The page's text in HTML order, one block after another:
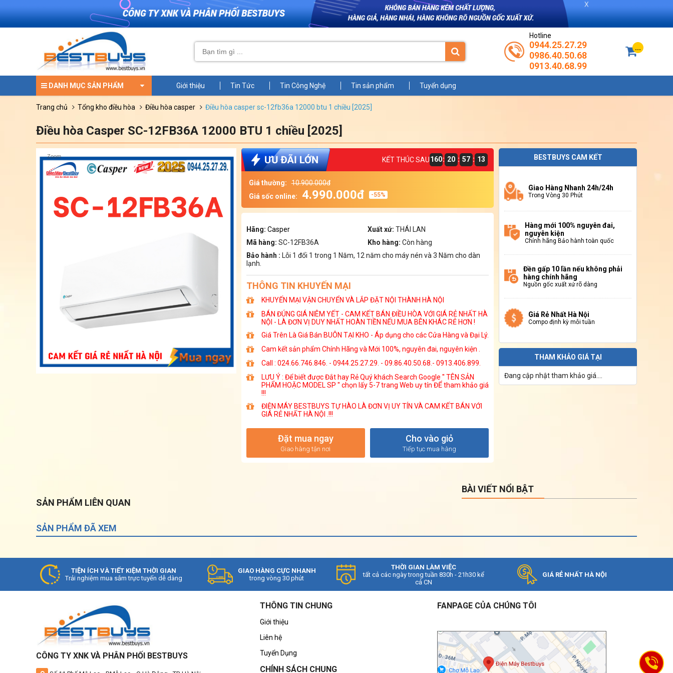
Hotline
0944.25.27.29
0986.40.50.68
0913.40.68.99
...
DANH MỤC SẢN PHẨM Giới thiệu Tin Tức Tin Công Nghệ Tin sản phẩm Tuyển dụng
trang chủ tổng kho điều hòa điều hòa casper điều hòa casper sc-12fb36a 12000 btu 1 chiều [2025]
Điều hòa Casper SC-12FB36A 12000 BTU 1 chiều [2025]
Zoom KẾT THÚC SAU160: 20 : 57 : 12
Giá thường:
10.900.000đ
Giá sốc online:
4.990.000đ -55%
Hãng: Casper Xuất xứ: THÁI LAN
Mã hàng: SC-12FB36A Kho hàng: Còn hàng
Bảo hành : Lỗi 1 đổi 1 trong 1 Năm, 12 năm cho máy nén và 3 Năm cho dàn
lạnh.
THÔNG TIN KHUYẾN MẠI
KHUYẾN MẠI VẬN CHUYỂN VÀ LẮP ĐẶT NỘI THÀNH HÀ NỘI
BÁN ĐÚNG GIÁ NIÊM YẾT - CAM KẾT BÁN ĐIỀU HÒA VỚI GIÁ RẺ NHẤT HÀ
NỘI - LÀ ĐƠN VỊ DUY NHẤT HOÀN TIỀN NẾU MUA BÊN KHÁC RẺ HƠN !
Giá Trên Là Giá Bán BUÔN TẠI KHO - Áp dụng cho các Cửa Hàng và Đại Lý.
Cam kết sản phẩm Chính Hãng và Mới 100%, nguyên đai, nguyên kiện .
Call : 024.66.746.846. - 0944.25.27.29. - 09.86.40.50.68.- 0913.406.899.
LƯU Ý : Để biết được Đắt hay Rẻ Quý khách Search Google '' TÊN SẢN
PHẨM HOẶC MODEL SP '' chọn lấy 5-7 trang Web uy tín ĐỂ tham khảo giá
!!!
ĐIỆN MÁY BESTBUYS TỰ HÀO LÀ ĐƠN VỊ UY TÍN VÀ CAM KẾT BÁN VỚI
GIÁ RẺ NHẤT HÀ NỘI .!!!
Đặt mua ngay
Giao hàng tận nơi
Cho vào giỏ
Tiếp tục mua hàng
BESTBUYS CAM KẾT
Giao Hàng Nhanh 24h/24h
Trong Vòng 30 Phút
Hàng mới 100% nguyên đai,
nguyên kiện
Chính hãng Bảo hành toàn quốc
Đền gấp 10 lần nếu không phải
hàng chính hãng
Nguồn gốc xuất xứ rõ dàng
Giá Rẻ Nhất Hà Nội
Compo định kỳ mỗi tuần
THAM KHẢO GIÁ TẠI
Đang cập nhật tham khảo giá....
SẢN PHẨM LIÊN QUAN
BÀI VIẾT NỔI BẬT
SẢN PHẨM ĐÃ XEM
TIỆN ÍCH VÀ TIẾT KIỆM THỜI GIAN
Trải nghiệm mua sắm trực tuyến dễ dàng
GIAO HÀNG CỰC NHANH
trong vòng 30 phút
THỜI GIAN LÀM VIỆC
tất cả các ngày trong tuần 830h - 21h30 kể
cả CN
GIÁ RẺ NHẤT HÀ NỘI
CÔNG TY XNK VÀ PHÂN PHỐI BESTBUYS
THÔNG TIN CHUNG
Giới thiệu
Liên hệ
Tuyển Dụng
CHÍNH SÁCH CHUNG
FANPAGE CỦA CHÚNG TÔI